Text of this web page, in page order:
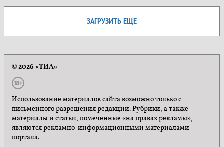
ЗАГРУЗИТЬ ЕЩЕ
© 2026 «ТИА»
Использование материалов сайта возможно только с
письменного разрешения редакции. Рубрики, а также
материалы и статьи, помеченные «на правах рекламы»,
являются рекламно-информационными материалами
портала.